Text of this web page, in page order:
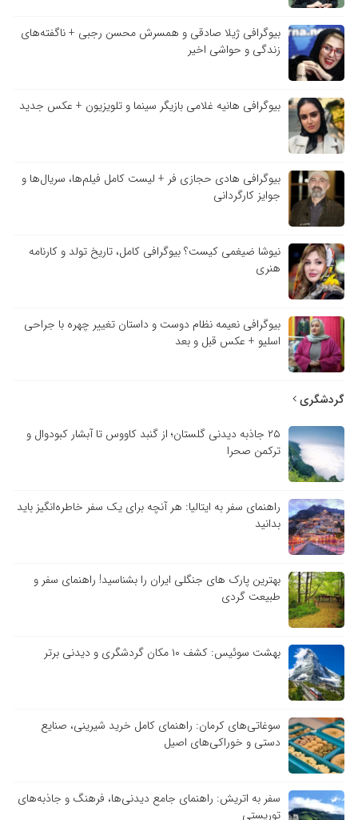
بیوگرافی ژیلا صادقی و همسرش محسن رجبی + ناگفته‌های
زندگی و حواشی اخیر
بیوگرافی هانیه غلامی بازیگر سینما و تلویزیون + عکس جدید
بیوگرافی هادی حجازی فر + لیست کامل فیلم‌ها، سریال‌ها و
جوایز کارگردانی
نیوشا ضیغمی کیست؟ بیوگرافی کامل، تاریخ تولد و کارنامه
هنری
بیوگرافی نعیمه نظام دوست و داستان تغییر چهره با جراحی
اسلیو + عکس قبل و بعد
گردشگری
۲۵ جاذبه دیدنی گلستان؛ از گنبد کاووس تا آبشار کبودوال و
ترکمن صحرا
راهنمای سفر به ایتالیا: هر آنچه برای یک سفر خاطره‌انگیز باید
بدانید
بهترین پارک های جنگلی ایران را بشناسید! راهنمای سفر و
طبیعت گردی
بهشت سوئیس: کشف ۱۰ مکان گردشگری و دیدنی برتر
سوغاتی‌های کرمان: راهنمای کامل خرید شیرینی، صنایع
دستی و خوراکی‌های اصیل
سفر به اتریش: راهنمای جامع دیدنی‌ها، فرهنگ و جاذبه‌های
توریستی